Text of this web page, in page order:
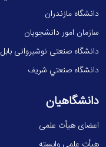
دانشگاه مازندران
سازمان امور دانشجویان
دانشگاه صنعتی نوشیروانی بابل
دانشگاه صنعتي شريف
دانشگاهیان
اعضای هیأت علمی